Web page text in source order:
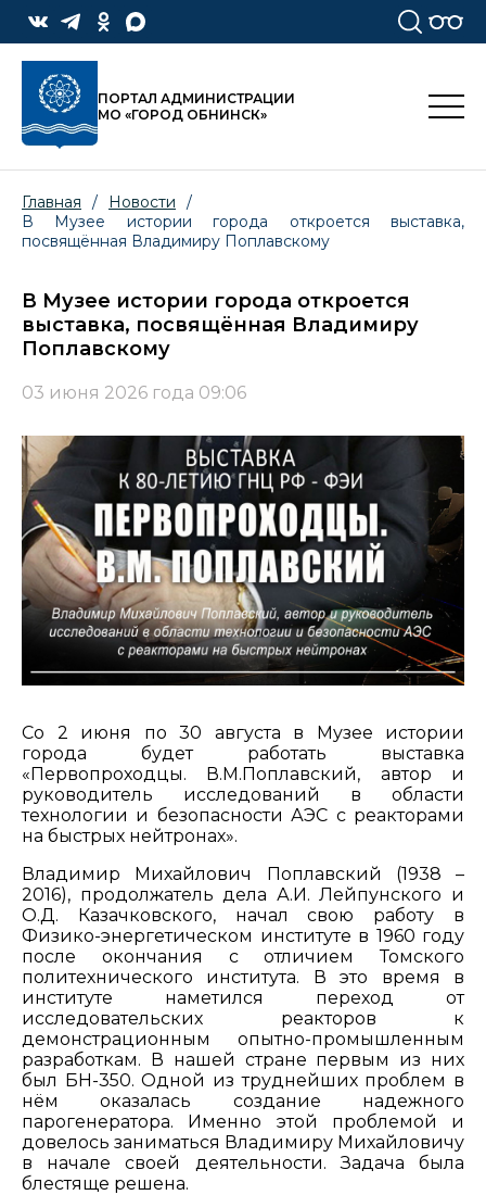
ПОРТАЛ АДМИНИСТРАЦИИ
МО «ГОРОД ОБНИНСК»
Главная / Новости
/
В Музее истории города откроется выставка,
посвящённая Владимиру Поплавскому
В Музее истории города откроется
выставка, посвящённая Владимиру
Поплавскому
03 июня 2026 года 09:06
Со 2 июня по 30 августа в Музее истории
города будет работать выставка
«Первопроходцы. В.М.Поплавский, автор и
руководитель исследований в области
технологии и безопасности АЭС с реакторами
на быстрых нейтронах».
Владимир Михайлович Поплавский (1938 –
2016), продолжатель дела А.И. Лейпунского и
О.Д. Казачковского, начал свою работу в
Физико-энергетическом институте в 1960 году
после окончания с отличием Томского
политехнического института. В это время в
институте наметился переход от
исследовательских реакторов к
демонстрационным опытно-промышленным
разработкам. В нашей стране первым из них
был БН-350. Одной из труднейших проблем в
нём оказалась создание надежного
парогенератора. Именно этой проблемой и
довелось заниматься Владимиру Михайловичу
в начале своей деятельности. Задача была
блестяще решена.